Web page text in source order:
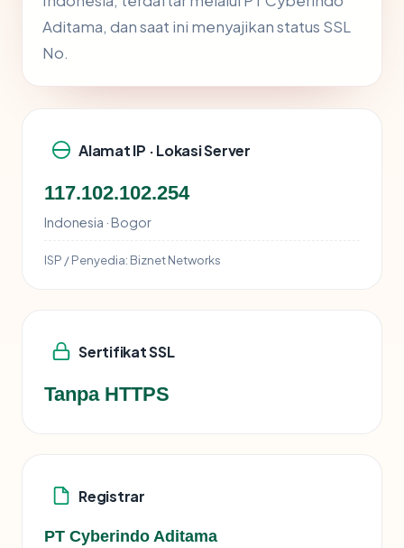
Aditama, dan saat ini menyajikan status SSL
No.
Alamat IP · Lokasi Server
117.102.102.254
Indonesia · Bogor
ISP / Penyedia: Biznet Networks
Sertifikat SSL
Tanpa HTTPS
Registrar
PT Cyberindo Aditama